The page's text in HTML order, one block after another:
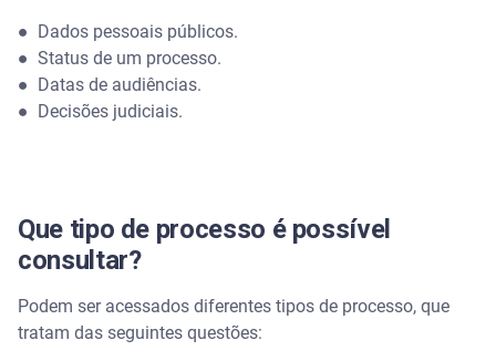
●
Dados pessoais públicos.
● Status de um processo.
●
Datas de audiências.
●
Decisões judiciais.
Que tipo de processo é possível
consultar?
Podem ser acessados diferentes tipos de processo, que
tratam das seguintes questões: